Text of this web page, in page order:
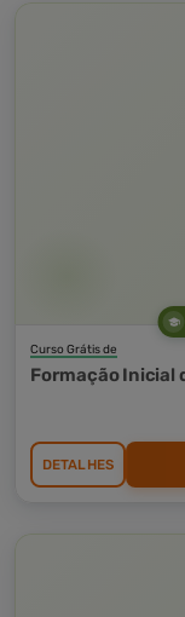
Curso Grátis de
Formação Inicial
DETALHES